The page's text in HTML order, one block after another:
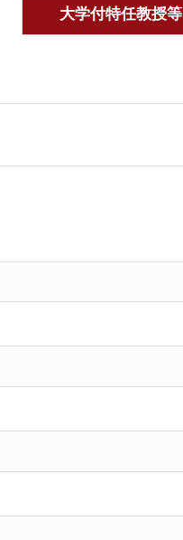
大学付特任教授等